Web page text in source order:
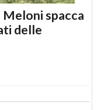
Meloni spacca
delle